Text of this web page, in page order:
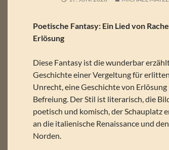
Poetische Fantasy: Ein Lied von
Erlösung
Diese Fantasy ist die wunderbar
Geschichte einer Vergeltung für
Unrecht, eine Geschichte von Erlösung
Befreiung. Der Stil ist literarisch, die
poetisch und komisch, der Schauplatz
an die italienische Renaissance und
Norden.